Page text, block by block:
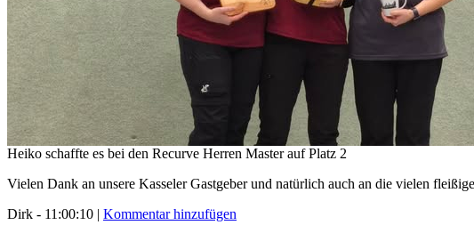
Heiko schaffte es bei den Recurve Herren Master auf Platz 2
Vielen Dank an unsere Kasseler Gastgeber und natürlich auch an die vielen
Dirk - 11:00:10 | Kommentar hinzufügen